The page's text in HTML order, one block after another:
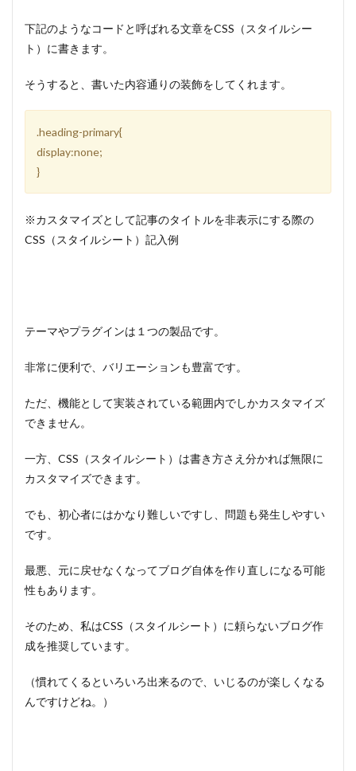
下記のようなコードと呼ばれる文章をCSS（スタイルシー
ト）に書きます。
そうすると、書いた内容通りの装飾をしてくれます。
.heading-primary{
display:none;
}
※カスタマイズとして記事のタイトルを非表示にする際の
CSS（スタイルシート）記入例
テーマやプラグインは１つの製品です。
非常に便利で、バリエーションも豊富です。
ただ、機能として実装されている範囲内でしかカスタマイズ
できません。
一方、CSS（スタイルシート）は書き方さえ分かれば無限に
カスタマイズできます。
でも、初心者にはかなり難しいですし、問題も発生しやすい
です。
最悪、元に戻せなくなってブログ自体を作り直しになる可能
性もあります。
そのため、私はCSS（スタイルシート）に頼らないブログ作
成を推奨しています。
（慣れてくるといろいろ出来るので、いじるのが楽しくなる
んですけどね。）